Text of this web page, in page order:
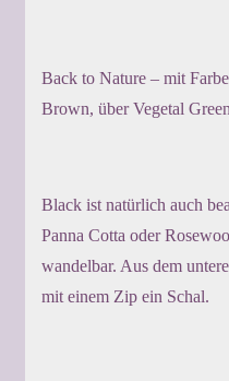
Back to Nature – mit
Brown, über Vegetal
Black ist natürlich auch
Panna Cotta oder
wandelbar. Aus dem
mit einem Zip ein Schal.